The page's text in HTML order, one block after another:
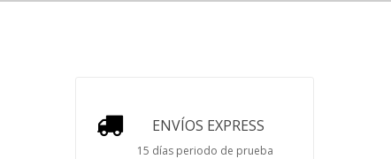
ENVÍOS EXPRESS
15 días periodo de prueba